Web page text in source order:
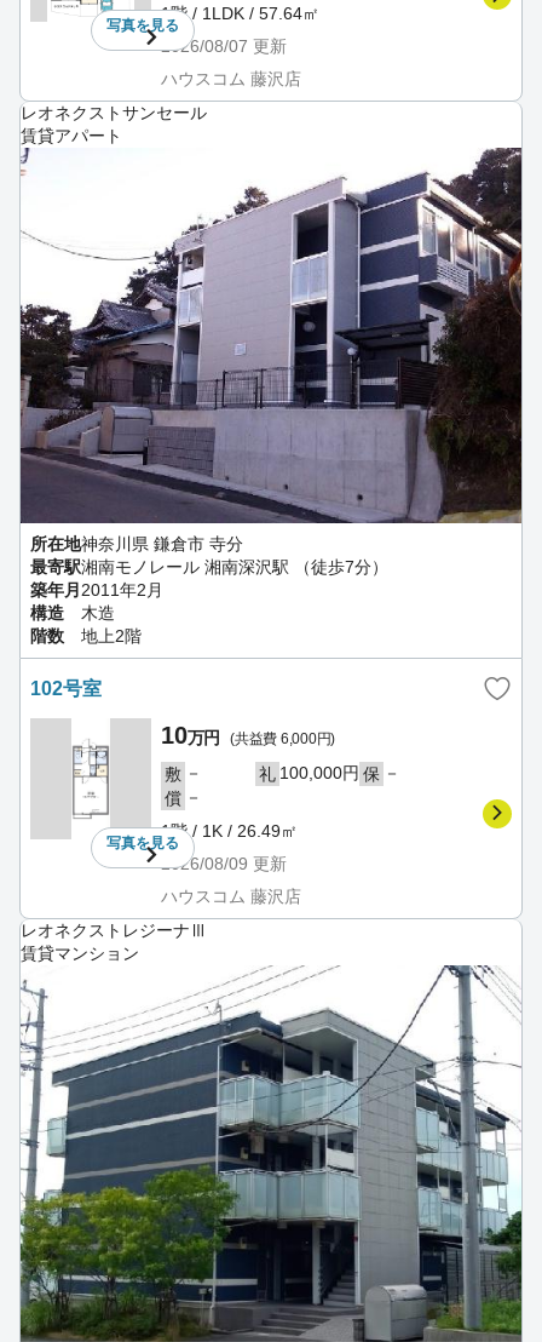
写真を見る
1階 / 1LDK / 57.64㎡
2026/08/07 更新
ハウスコム 藤沢店
レオネクストサンセール
賃貸アパート
所在地神奈川県 鎌倉市 寺分
最寄駅湘南モノレール 湘南深沢駅 （徒歩7分）
築年月 2011年2月
構造
木造
階数
地上2階
102号室
写真を見る
10万円 (共益費 6,000円)
敷 － 礼 100,000円 保 －
償 －
1階 / 1K / 26.49㎡
2026/08/09 更新
ハウスコム 藤沢店
レオネクストレジーナⅢ
賃貸マンション